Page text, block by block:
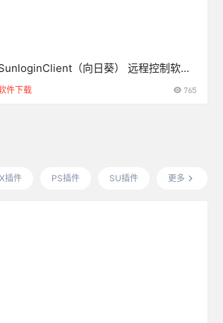
（向日葵） 远程控制软件
下载及安装教程(官方版)
件下载 765
插件 PS插件 SU插件 更多